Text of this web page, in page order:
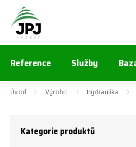
Reference Služby
Úvod Výrobci Hydraulika
Kategorie produktů